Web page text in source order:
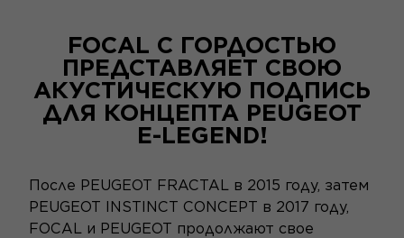
FOCAL С ГОРДОСТЬЮ
ПРЕДСТАВЛЯЕТ СВОЮ
АКУСТИЧЕСКУЮ ПОДПИСЬ
ДЛЯ КОНЦЕПТА PEUGEOT
E-LEGEND!
После PEUGEOT FRACTAL в 2015 году, затем
PEUGEOT INSTINCT CONCEPT в 2017 году,
FOCAL и PEUGEOT продолжают свое